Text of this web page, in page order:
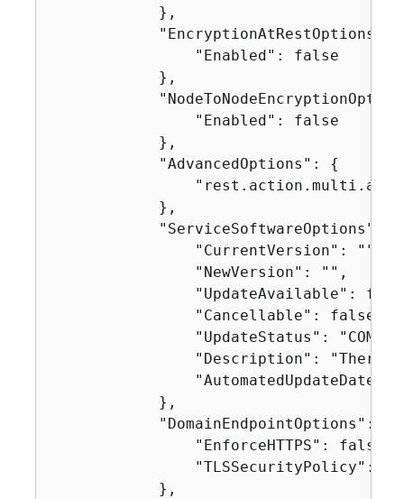
            },
            "EncryptionAtRestOptions":
                "Enabled": false
            },
                "Enabled": false
            },
            "AdvancedOptions":
{
            },
            "ServiceSoftwareOptions":
                "CurrentVersion": "",
                "NewVersion": "",
"UpdateAvailable":
                "Cancellable": false,
"UpdateStatus":
"Description": "There
"AutomatedUpdateDate":
            },
            "DomainEndpointOptions":
                "EnforceHTTPS": false,
"TLSSecurityPolicy":
            },